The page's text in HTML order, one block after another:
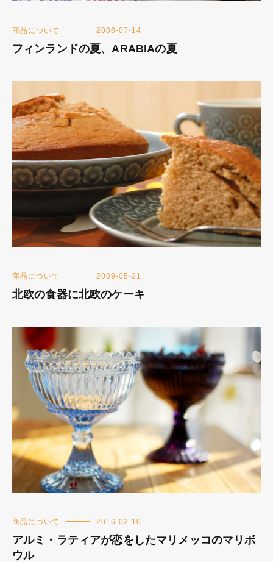
商品について 2006-07-14
フィンランドの夏、ARABIAの夏
商品について 2009-05-21
北欧の食器に北欧のケーキ
商品について 2016-02-10
アルミ・ラティアが恋をしたマリメッコのマリボ
ウル